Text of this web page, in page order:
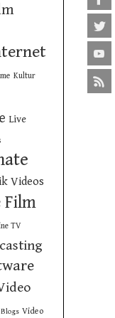
Kultur
Live
Videos
Film
TV
Blogs Video